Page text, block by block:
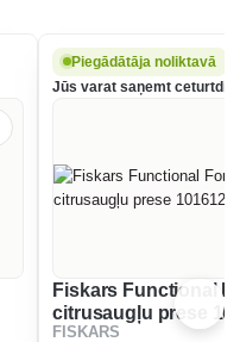
Piegādātāja noliktavā
Jūs varat saņemt
Fiskars Functional
citrusaugļu prese
FISKARS